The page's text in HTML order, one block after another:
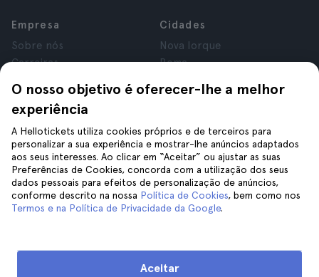
O nosso objetivo é oferecer-lhe a melhor
experiência
A Hellotickets utiliza cookies próprios e de terceiros para
personalizar a sua experiência e mostrar-lhe anúncios adaptados
aos seus interesses. Ao clicar em “Aceitar” ou ajustar as suas
Preferências de Cookies, concorda com a utilização dos seus
dados pessoais para efeitos de personalização de anúncios,
conforme descrito na nossa Política de Cookies, bem como nos
Termos e na Política de Privacidade da Google.
Aceitar
Empresa
Sobre nós
Carreiras
Avaliações
Privacidade
Termos e Condições
Aviso Legal
Cookies
Cidades
Nova Iorque
Roma
Londres
Cracóvia
Tenerife
Ajuda
Siga-nos